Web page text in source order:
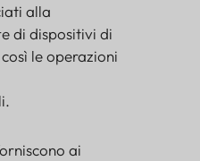
alla
di dispositivi di
le operazioni
ai